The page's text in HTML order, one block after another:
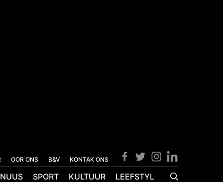
OOR ONS B&V KONTAK ONS
NUUS SPORT KULTUUR LEEFSTYL